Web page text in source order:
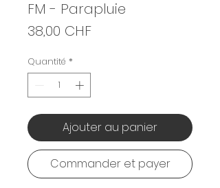
FM - Parapluie
38,00 CHFPrix
Quantité *
Ajouter au panier
Commander et payer